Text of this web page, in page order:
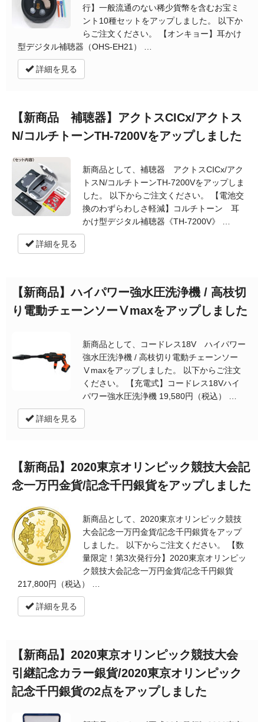
行】一般流通のない稀少貨幣を含むお宝ミ
ント10種セットをアップしました。 以下か
らご注文ください。 【オンキョー】耳かけ
型デジタル補聴器（OHS-EH21） …
詳細を見る
【新商品 補聴器】アクトスCICx/アクトス
N/コルチトーンTH-7200Vをアップしました
新商品として、補聴器 アクトスCICx/アク
トスN/コルチトーンTH-7200Vをアップしま
した。 以下からご注文ください。 【電池交
換のわずらわしさ軽減】コルチトーン 耳
かけ型デジタル補聴器《TH-7200V》 …
詳細を見る
【新商品】ハイパワー強水圧洗浄機 / 高枝切
り電動チェーンソーⅤmaxをアップしました
新商品として、コードレス18V ハイパワー
強水圧洗浄機 / 高枝切り電動チェーンソー
Ⅴmaxをアップしました。 以下からご注文
ください。 【充電式】コードレス18Vハイ
パワー強水圧洗浄機 19,580円（税込） …
詳細を見る
【新商品】2020東京オリンピック競技大会記
念一万円金貨/記念千円銀貨をアップしました
新商品として、2020東京オリンピック競技
大会記念一万円金貨/記念千円銀貨をアップ
しました。 以下からご注文ください。 【数
量限定！第3次発行分】2020東京オリンピッ
ク競技大会記念一万円金貨/記念千円銀貨
217,800円（税込） …
詳細を見る
【新商品】2020東京オリンピック競技大会
引継記念カラー銀貨/2020東京オリンピック
記念千円銀貨の2点をアップしました